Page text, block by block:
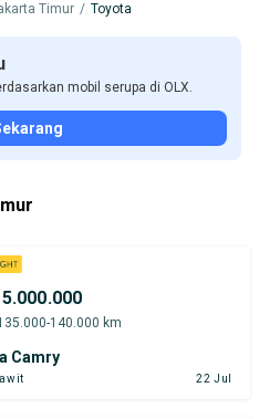
Timur / Toyota
mobil serupa di OLX.
140.000 km
Camry
22 Jul